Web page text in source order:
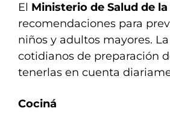
El Ministerio de Salud de
recomendaciones para
niños y adultos mayores.
cotidianos de preparación
tenerlas en cuenta
Cociná